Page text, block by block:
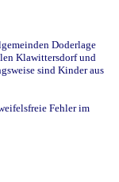
Doderlage
Klawittersdorf und
sind Kinder aus
Fehler im